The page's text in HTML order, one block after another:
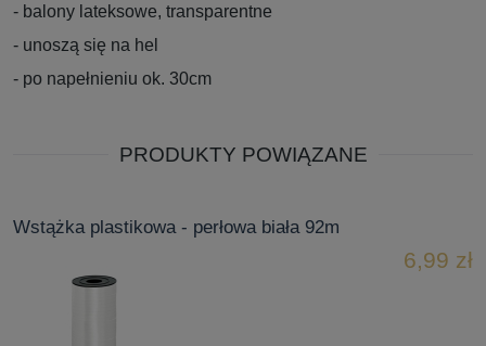
- balony lateksowe, transparentne
- unoszą się na hel
- po napełnieniu ok. 30cm
PRODUKTY POWIĄZANE
Wstążka plastikowa - perłowa biała 92m
6,99 zł